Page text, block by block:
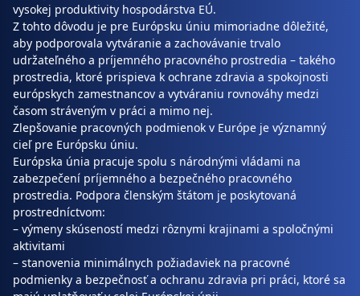
vysokej produktivity hospodárstva EÚ.
Z tohto dôvodu je pre Európsku úniu mimoriadne dôležité,
aby podporovala vytváranie a zachovávanie trvalo
udržateľného a príjemného pracovného prostredia – takého
prostredia, ktoré prispieva k ochrane zdravia a spokojnosti
európskych zamestnancov a vytváraniu rovnováhy medzi
časom stráveným v práci a mimo nej.
Zlepšovanie pracovných podmienok v Európe je významný
cieľ pre Európsku úniu.
Európska únia pracuje spolu s národnými vládami na
zabezpečení príjemného a bezpečného pracovného
prostredia. Podpora členským štátom je poskytovaná
prostredníctvom:
– výmeny skúseností medzi rôznymi krajinami a spoločnými
aktivitami
– stanovenia minimálnych požiadaviek na pracovné
podmienky a bezpečnosť a ochranu zdravia pri práci, ktoré sa